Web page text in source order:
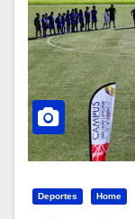
Deportes Home